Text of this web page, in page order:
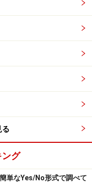
る
ング
単なYes/No形式で調べて